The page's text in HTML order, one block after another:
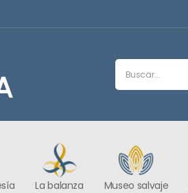
La balanza Museo salvaje